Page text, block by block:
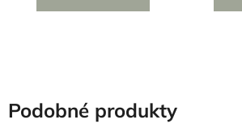
Podobné produkty